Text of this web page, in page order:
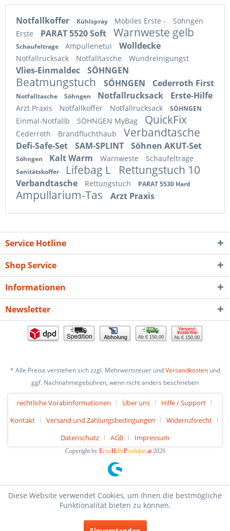
Notfallkoffer Kühlspray Mobiles Erste -
Söhngen
Erste
PARAT 5520 Soft Warnweste gelb
Schaufeltrage Ampullenetui Wolldecke
Notfallrucksack Notfalltasche Wundreinigungst
Vlies-Einmaldec SÖHNGEN
Beatmungstuch SÖHNGEN Cederroth First
Notfalltasche Söhngen Notfallrucksack Erste-Hilfe
Arzt Praxis Notfallkoffer Notfallrucksack SÖHNGEN
Einmal-Notfallb SÖHNGEN MyBag QuickFix
Cederroth Brandfluchthaub Verbandtasche
Defi-Safe-Set SAM-SPLINT Söhnen AKUT-Set
Söhngen Kalt Warm Warnweste Schaufeltrage
Sanitätskoffer Lifebag L Rettungstuch 10
Verbandtasche Rettungstuch PARAT 5530 Hard
Ampullarium-Tas Arzt Praxis
Service Hotline
Shop Service
Informationen
Newsletter
Ab € 150,00 Ab € 150,00
* Alle Preise verstehen sich zzgl. Mehrwertsteuer undVersandkostenund
ggf. Nachnahmegebühren, wenn nicht anders beschrieben
rechtliche Vorabinformationen Über uns
Hilfe / Support
Kontakt
Versand und Zahlungsbedingungen
Widerrufsrecht
Datenschutz
AGB Impressum
Copyright by ErsteHilfeProdukte.at2026
Diese Website verwendet Cookies, um Ihnen die bestmögliche
Funktionalität bieten zu können.